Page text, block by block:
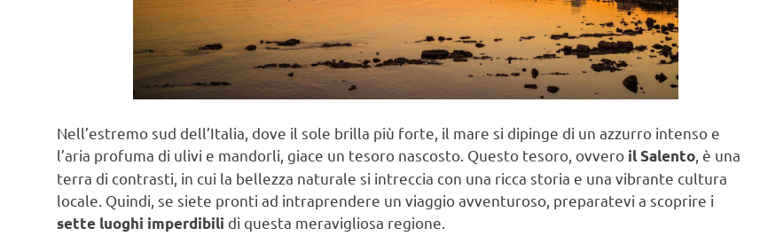
Nell’estremo sud dell’Italia, dove il sole brilla più forte, il mare si dipinge di un azzurro intenso e
l’aria profuma di ulivi e mandorli, giace un tesoro nascosto. Questo tesoro, ovvero il Salento, è una
terra di contrasti, in cui la bellezza naturale si intreccia con una ricca storia e una vibrante cultura
locale. Quindi, se siete pronti ad intraprendere un viaggio avventuroso, preparatevi a scoprire i
sette luoghi imperdibili di questa meravigliosa regione.